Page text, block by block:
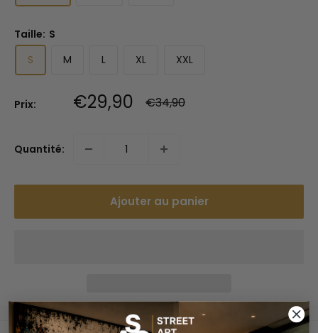
Taille: S
S
M L XL XXL
Prix: Prix
réduit
€29,90 Prix
normal
€34,90
Quantité:
Ajouter au panier